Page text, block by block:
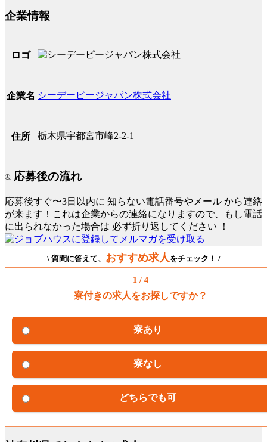
企業情報
ロゴ
企業名 シーデーピージャパン株式会社
住所 栃木県宇都宮市峰2-2-1
応募後の流れ
応募後すぐ〜3日以内に 知らない電話番号やメール から連絡
が来ます！これは企業からの連絡になりますので、もし電話
に出られなかった場合は 必ず折り返してください ！
\ 質問に答えて、 おすすめ求人 をチェック！ /
1 / 4
寮付きの求人をお探しですか？
寮あり
寮なし
どちらでも可